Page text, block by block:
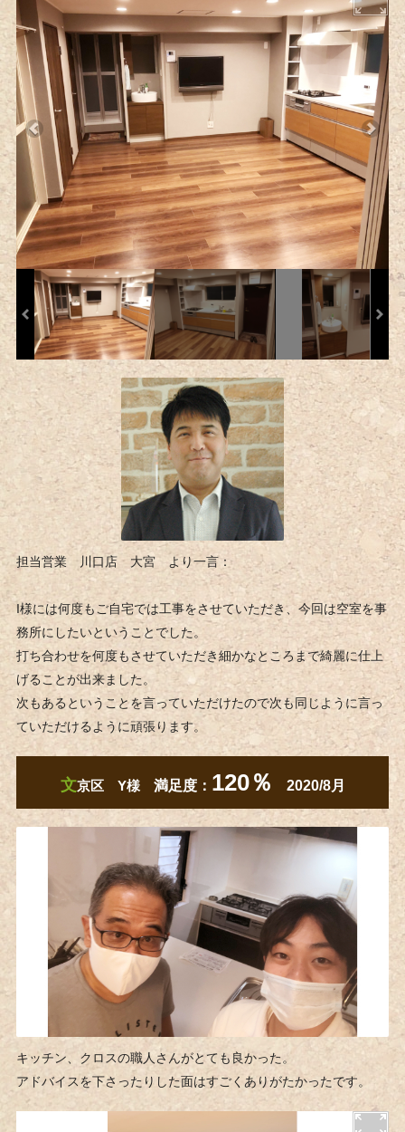
担当営業 川口店 大宮 より一言：
I様には何度もご自宅では工事をさせていただき、今回は空室を事
務所にしたいということでした。
打ち合わせを何度もさせていただき細かなところまで綺麗に仕上
げることが出来ました。
次もあるということを言っていただけたので次も同じように言っ
ていただけるように頑張ります。
文京区 Y様 満足度： 120％ 2020/8月
キッチン、クロスの職人さんがとても良かった。
アドバイスを下さったりした面はすごくありがたかったです。